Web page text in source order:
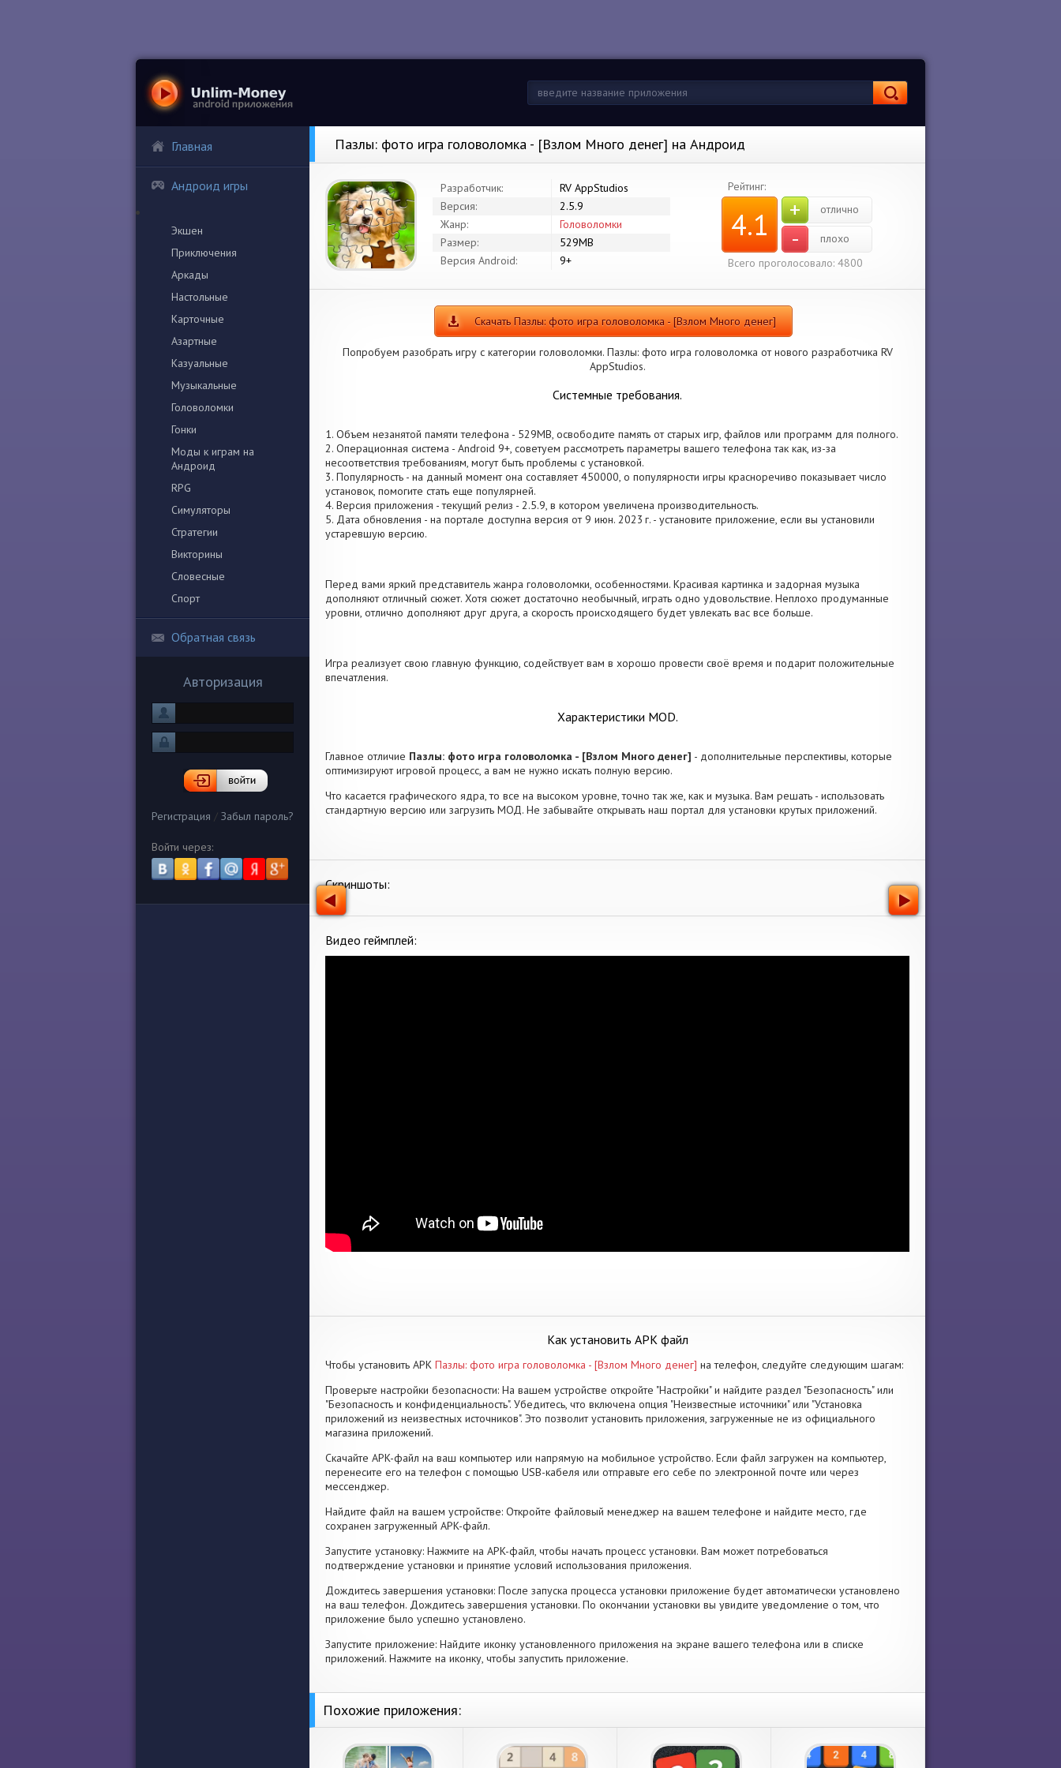
Главная
Андроид игры
Экшен
Приключения
Аркады
Настольные
Карточные
Азартные
Казуальные
Музыкальные
Головоломки
Гонки
Моды к играм на
Андроид
RPG
Симуляторы
Стратегии
Викторины
Словесные
Спорт
Обратная связь
Авторизация
Регистрация / Забыл пароль?
Войти через:
Пазлы: фото игра головоломка - [Взлом Много денег] на Андроид
Разработчик:
RV AppStudios
Версия:
2.5.9
Жанр:
Головоломки
Размер:
529MB
Версия Android:
9+
Рейтинг:
4.1 + отлично
-
плохо
Всего проголосовало: 4800
Скачать Пазлы: фото игра головоломка - [Взлом Много денег]
Попробуем разобрать игру с категории головоломки. Пазлы: фото игра головоломка от нового разработчика RV
AppStudios.
Системные требования.
1. Объем незанятой памяти телефона - 529MB, освободите память от старых игр, файлов или программ для полного.
2. Операционная система - Android 9+, советуем рассмотреть параметры вашего телефона так как, из-за
несоответствия требованиям, могут быть проблемы с установкой.
3. Популярность - на данный момент она составляет 450000, о популярности игры красноречиво показывает число
установок, помогите стать еще популярней.
4. Версия приложения - текущий релиз - 2.5.9, в котором увеличена производительность.
5. Дата обновления - на портале доступна версия от 9 июн. 2023 г. - установите приложение, если вы установили
устаревшую версию.
Перед вами яркий представитель жанра головоломки, особенностями. Красивая картинка и задорная музыка
дополняют отличный сюжет. Хотя сюжет достаточно необычный, играть одно удовольствие. Неплохо продуманные
уровни, отлично дополняют друг друга, а скорость происходящего будет увлекать вас все больше.
Игра реализует свою главную функцию, содействует вам в хорошо провести своё время и подарит положительные
впечатления.
Характеристики MOD.
Главное отличие Пазлы: фото игра головоломка - [Взлом Много денег] - дополнительные перспективы, которые
оптимизируют игровой процесс, а вам не нужно искать полную версию.
Что касается графического ядра, то все на высоком уровне, точно так же, как и музыка. Вам решать - использовать
стандартную версию или загрузить МОД. Не забывайте открывать наш портал для установки крутых приложений.
Скриншоты:
Видео геймплей:
Как установить APK файл
Чтобы установить APK Пазлы: фото игра головоломка - [Взлом Много денег] на телефон, следуйте следующим шагам:
Проверьте настройки безопасности: На вашем устройстве откройте "Настройки" и найдите раздел "Безопасность" или
"Безопасность и конфиденциальность". Убедитесь, что включена опция "Неизвестные источники" или "Установка
приложений из неизвестных источников". Это позволит установить приложения, загруженные не из официального
магазина приложений.
Скачайте APK-файл на ваш компьютер или напрямую на мобильное устройство. Если файл загружен на компьютер,
перенесите его на телефон с помощью USB-кабеля или отправьте его себе по электронной почте или через
мессенджер.
Найдите файл на вашем устройстве: Откройте файловый менеджер на вашем телефоне и найдите место, где
сохранен загруженный APK-файл.
Запустите установку: Нажмите на APK-файл, чтобы начать процесс установки. Вам может потребоваться
подтверждение установки и принятие условий использования приложения.
Дождитесь завершения установки: После запуска процесса установки приложение будет автоматически установлено
на ваш телефон. Дождитесь завершения установки. По окончании установки вы увидите уведомление о том, что
приложение было успешно установлено.
Запустите приложение: Найдите иконку установленного приложения на экране вашего телефона или в списке
приложений. Нажмите на иконку, чтобы запустить приложение.
Похожие приложения: